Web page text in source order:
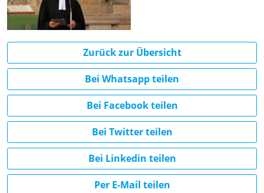
Zurück zur Übersicht
Bei Whatsapp teilen
Bei Facebook teilen
Bei Twitter teilen
Bei Linkedin teilen
Per E-Mail teilen